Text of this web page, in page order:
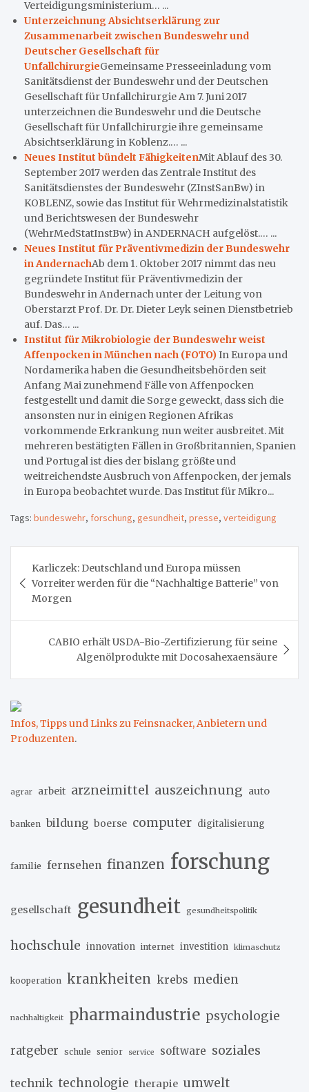
Verteidigungsministerium… ...
Unterzeichnung Absichtserklärung zur
Zusammenarbeit zwischen Bundeswehr und
Deutscher Gesellschaft für
UnfallchirurgieGemeinsame Presseeinladung vom
Sanitätsdienst der Bundeswehr und der Deutschen
Gesellschaft für Unfallchirurgie Am 7. Juni 2017
unterzeichnen die Bundeswehr und die Deutsche
Gesellschaft für Unfallchirurgie ihre gemeinsame
Absichtserklärung in Koblenz.… ...
Neues Institut bündelt FähigkeitenMit Ablauf des 30.
September 2017 werden das Zentrale Institut des
Sanitätsdienstes der Bundeswehr (ZInstSanBw) in
KOBLENZ, sowie das Institut für Wehrmedizinalstatistik
und Berichtswesen der Bundeswehr
(WehrMedStatInstBw) in ANDERNACH aufgelöst.… ...
Neues Institut für Präventivmedizin der Bundeswehr
in AndernachAb dem 1. Oktober 2017 nimmt das neu
gegründete Institut für Präventivmedizin der
Bundeswehr in Andernach unter der Leitung von
Oberstarzt Prof. Dr. Dr. Dieter Leyk seinen Dienstbetrieb
auf. Das… ...
Institut für Mikrobiologie der Bundeswehr weist
Affenpocken in München nach (FOTO)In Europa und
Nordamerika haben die Gesundheitsbehörden seit
Anfang Mai zunehmend Fälle von Affenpocken
festgestellt und damit die Sorge geweckt, dass sich die
ansonsten nur in einigen Regionen Afrikas
vorkommende Erkrankung nun weiter ausbreitet. Mit
mehreren bestätigten Fällen in Großbritannien, Spanien
und Portugal ist dies der bislang größte und
weitreichendste Ausbruch von Affenpocken, der jemals
in Europa beobachtet wurde. Das Institut für Mikro...
Tags: bundeswehr, forschung, gesundheit, presse, verteidigung
Karliczek: Deutschland und Europa müssen
Vorreiter werden für die “Nachhaltige Batterie” von
Morgen
CABIO erhält USDA-Bio-Zertifizierung für seine
Algenölprodukte mit Docosahexaensäure
Infos, Tipps und Links zu Feinsnacker, Anbietern und
Produzenten.
agrar arbeit arzneimittel auszeichnung auto
banken bildung boerse computer digitalisierung
familie fernsehen finanzen forschung
gesellschaft gesundheit gesundheitspolitik
hochschule innovation internet investition klimaschutz
kooperation krankheiten krebs medien
nachhaltigkeit pharmaindustrie psychologie
ratgeber schule senior service software soziales
technik technologie therapie umwelt